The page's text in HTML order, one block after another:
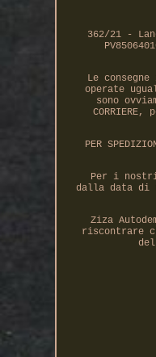
362/21 -
Le
operate
sono
PER
Per i
dalla data di
Ziza
riscontrare